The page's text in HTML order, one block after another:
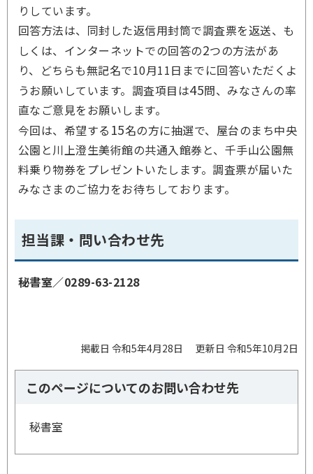
りしています。
回答方法は、同封した返信用封筒で調査票を返送、も
しくは、インターネットでの回答の2つの方法があ
り、どちらも無記名で10月11日までに回答いただくよ
うお願いしています。調査項目は45問、みなさんの率
直なご意見をお願いします。
今回は、希望する 15名の方に抽選で、屋台のまち中央
公園と川上澄生美術館の共通入館券と、千手山公園無
料乗り物券をプレゼントいたします。調査票が届いた
みなさまのご協力をお待ちしております。
担当課・問い合わせ先
秘書室／0289-63-2128
掲載日 令和5年4月28日 更新日 令和5年10月2日
このページについてのお問い合わせ先
秘書室